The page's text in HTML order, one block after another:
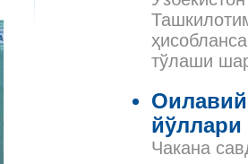
Налоговое
тўлаши
йўллари
Чакана